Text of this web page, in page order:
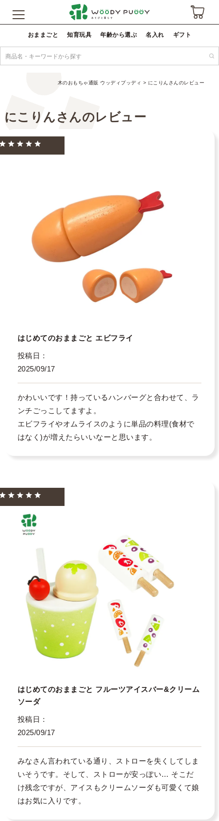
おままごと 知育玩具 年齢から選ぶ 名入れ ギフト
木のおもちゃ通販 ウッディプッディ にこりんさんのレビュー
にこりんさんのレビュー
はじめてのおままごと エビフライ
投稿日
2025/09/17
かわいいです！持っているハンバーグと合わせて、ラ
ンチごっこしてますよ。
エビフライやオムライスのように単品の料理(食材で
はなく)が増えたらいいなーと思います。
はじめてのおままごと フルーツアイスバー&クリーム
ソーダ
投稿日
2025/09/17
みなさん言われている通り、ストローを失くしてしま
いそうです。そして、ストローが安っぽい… そこだ
け残念ですが、アイスもクリームソーダも可愛くて娘
はお気に入りです。